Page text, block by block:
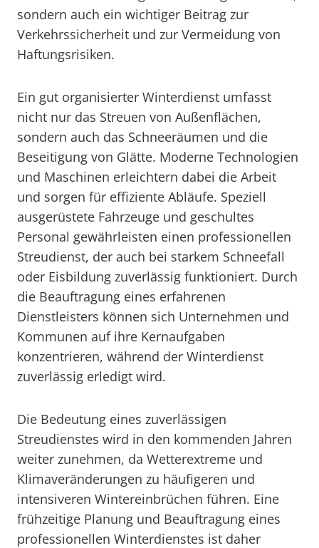
sondern auch ein wichtiger Beitrag zur
Verkehrssicherheit und zur Vermeidung von
Haftungsrisiken.
Ein gut organisierter Winterdienst umfasst
nicht nur das Streuen von Außenflächen,
sondern auch das Schneeräumen und die
Beseitigung von Glätte. Moderne Technologien
und Maschinen erleichtern dabei die Arbeit
und sorgen für effiziente Abläufe. Speziell
ausgerüstete Fahrzeuge und geschultes
Personal gewährleisten einen professionellen
Streudienst, der auch bei starkem Schneefall
oder Eisbildung zuverlässig funktioniert. Durch
die Beauftragung eines erfahrenen
Dienstleisters können sich Unternehmen und
Kommunen auf ihre Kernaufgaben
konzentrieren, während der Winterdienst
zuverlässig erledigt wird.
Die Bedeutung eines zuverlässigen
Streudienstes wird in den kommenden Jahren
weiter zunehmen, da Wetterextreme und
Klimaveränderungen zu häufigeren und
intensiveren Wintereinbrüchen führen. Eine
frühzeitige Planung und Beauftragung eines
professionellen Winterdienstes ist daher